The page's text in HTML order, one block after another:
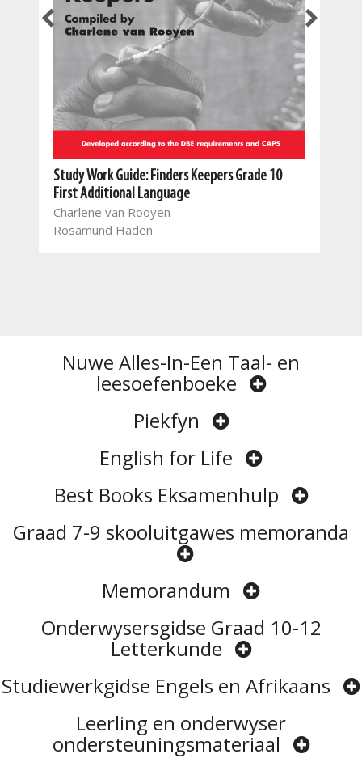
Study Work Guide: Finders Keepers Grade 10
First Additional Language
Charlene van Rooyen
Rosamund Haden
Nuwe Alles-In-Een Taal- en
leesoefenboeke
Piekfyn
English for Life
Best Books Eksamenhulp
Graad 7-9 skooluitgawes memoranda
Memorandum
Onderwysersgidse Graad 10-12
Letterkunde
Studiewerkgidse Engels en Afrikaans
Leerling en onderwyser
ondersteuningsmateriaal